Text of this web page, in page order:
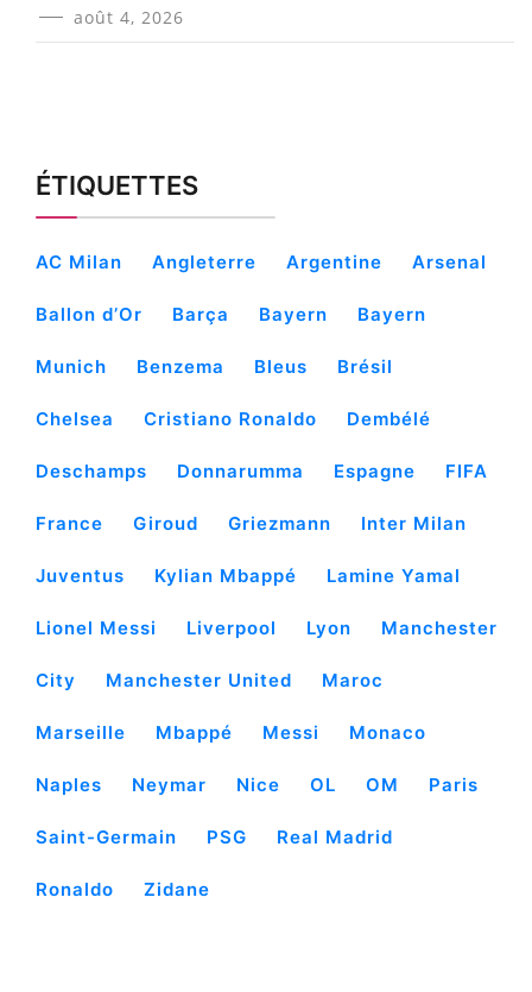
août 4, 2026
ÉTIQUETTES
AC Milan Angleterre Argentine Arsenal
Ballon d’Or Barça Bayern Bayern
Munich Benzema Bleus Brésil
Chelsea Cristiano Ronaldo Dembélé
Deschamps Donnarumma Espagne FIFA
France Giroud Griezmann Inter Milan
Juventus Kylian Mbappé Lamine Yamal
Lionel Messi Liverpool Lyon Manchester
City Manchester United Maroc
Marseille Mbappé Messi Monaco
Naples Neymar Nice OL OM Paris
Saint-Germain PSG Real Madrid
Ronaldo Zidane